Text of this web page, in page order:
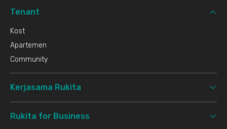
Tenant
Kost
Apartemen
Community
Kerjasama Rukita
Rukita for Business